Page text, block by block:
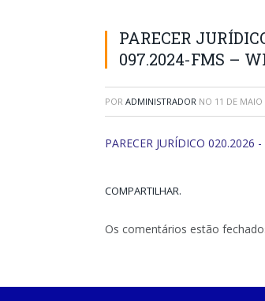
PARECER
097.2024-FMS –
POR ADMINISTRADOR NO 11 DE MAIO
PARECER JURÍDICO 020.2026
COMPARTILHAR.
Os comentários estão